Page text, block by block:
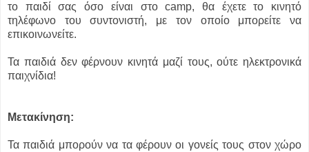
το παιδί σας όσο είναι στο camp, θα έχετε το κινητό
τηλέφωνο του συντονιστή, με τον οποίο μπορείτε να
επικοινωνείτε.
Τα παιδιά δεν φέρνουν κινητά μαζί τους, ούτε ηλεκτρονικά
παιχνίδια!
Μετακίνηση:
Τα παιδιά μπορούν να τα φέρουν οι γονείς τους στον χώρο